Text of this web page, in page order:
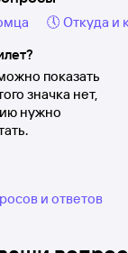
🕔 Откуда и
показать
значка нет,
нужно
и ответов